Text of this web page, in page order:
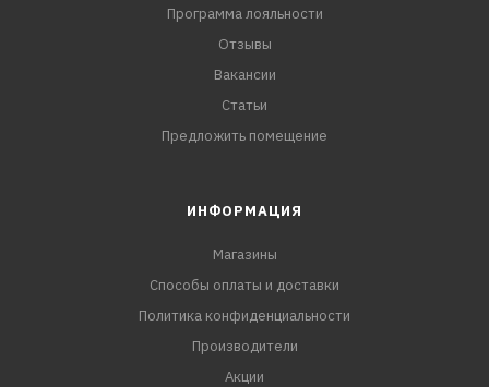
Программа лояльности
Отзывы
Вакансии
Статьи
Предложить помещение
ИНФОРМАЦИЯ
Магазины
Способы оплаты и доставки
Политика конфиденциальности
Производители
Акции